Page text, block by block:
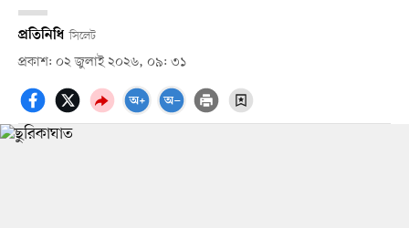
প্রতিনিধি সিলেট
প্রকাশ: ০২ জুলাই ২০২৬, ০৯: ৩১